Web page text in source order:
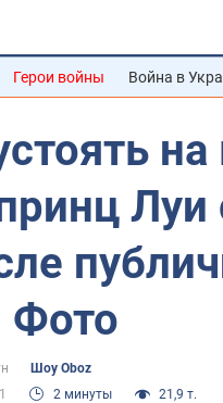
Герои войны Война в
Луи
Фото
Шоу Oboz
2 минуты 21,9 т.